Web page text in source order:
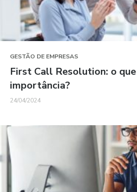
GESTÃO DE EMPRESAS
First Call Resolution: o
importância?
24/04/2024